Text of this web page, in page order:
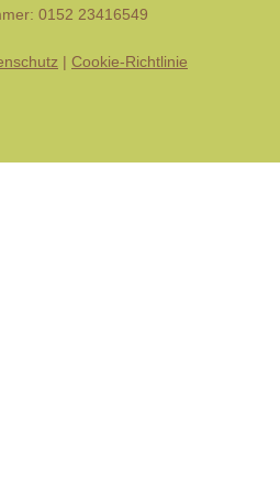
0152 23416549
| Cookie-Richtlinie